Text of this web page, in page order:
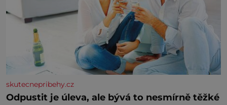
skutecnepribehy.cz
Odpustit je úleva, ale bývá to nesmírně těžké